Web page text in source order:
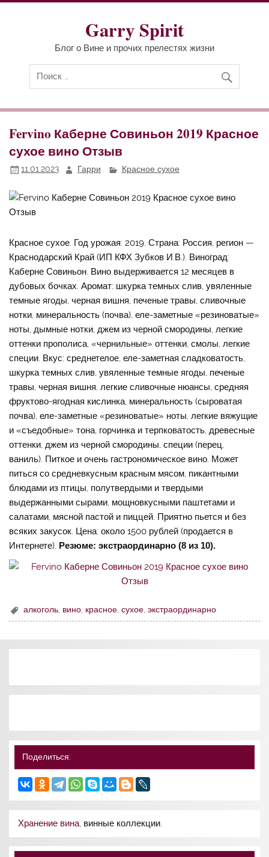
Перейти
Garry Spirit
Блог о Вине и прочих прелестях жизни
Fervino Каберне Совиньон 2019 Красное
сухое вино Отзыв
11.01.2023 Гарри Красное сухое
Красное сухое. Год урожая: 2019. Страна: Россия, регион —
Краснодарский Край (ИП КФХ Зубков И.В.). Виноград:
Каберне Совиньон. Вино выдерживается 12 месяцев в
дубовых бочках. Аромат: шкурка темных слив, увяленные
темные ягоды, черная вишня, печеные травы, сливочные
нотки, минеральность (почва), еле-заметные «резиноватые»
ноты, дымные нотки, джем из черной смородины, легкие
оттенки прополиса, «чернильные» оттенки, смолы, легкие
специи. Вкус: среднетелое, еле-заметная сладковатость,
шкурка темных слив, увяленные темные ягоды, печеные
травы, черная вишня, легкие сливочные нюансы, средняя
фруктово-ягодная кислинка, минеральность (сыроватая
почва), еле-заметные «резиноватые» ноты, легкие вяжущие
и «съедобные» тона, горчинка и терпковатость, древесные
оттенки, джем из черной смородины, специи (перец,
ваниль). Питкое и очень гастрономическое вино. Может
питься со средневкусным красным мясом, пикантными
блюдами из птицы, полутвердыми и твердыми
выдержанными сырами, мощновкусными паштетами и
салатами, мясной пастой и пиццей. Приятно пьется и без
всяких закусок. Цена: около 1500 рублей (продается в
Интернете). Резюме: экстраординарно (8 из 10).
алкоголь вино красное ,сухое ,экстраординарно
Поделиться:
Хранение вина, винные коллекции.